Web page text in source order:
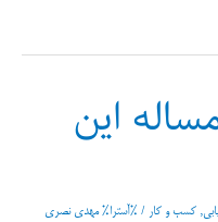
این
, کسب و کار / %آسترا% مهدی نصری